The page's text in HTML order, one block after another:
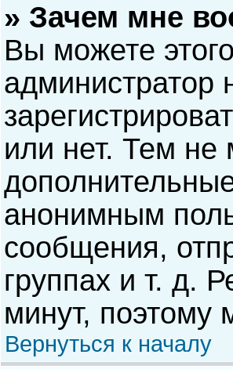
» Зачем мне
Вы можете
или нет. Тем не
анонимным
сообщения,
группах и т. д.
минут, поэтому
Вернуться к началу